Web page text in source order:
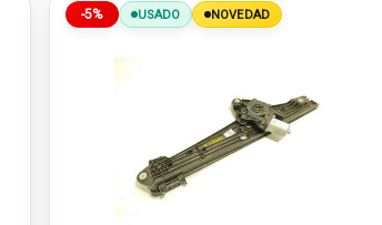
-5% USADO NOVEDAD